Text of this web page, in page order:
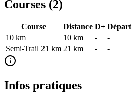
Courses (2)
Course Distance D+ Départ
10 km
10 km - -
Semi-Trail 21 km 21 km - -
Infos pratiques